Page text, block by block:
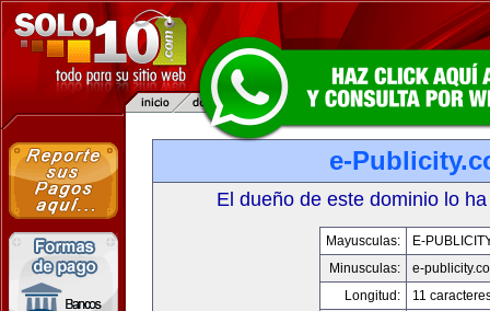
e-
El dueño de este dominio lo
Mayusculas:
E-
Minusculas:
e-
Longitud:
11